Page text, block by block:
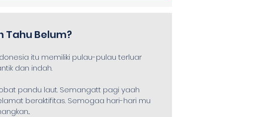
Tahu Belum?
itu memiliki pulau-pulau terluar
dan indah.
pandu laut. Semangatt pagi yaah
beraktifitas. Semogaa hari-hari mu